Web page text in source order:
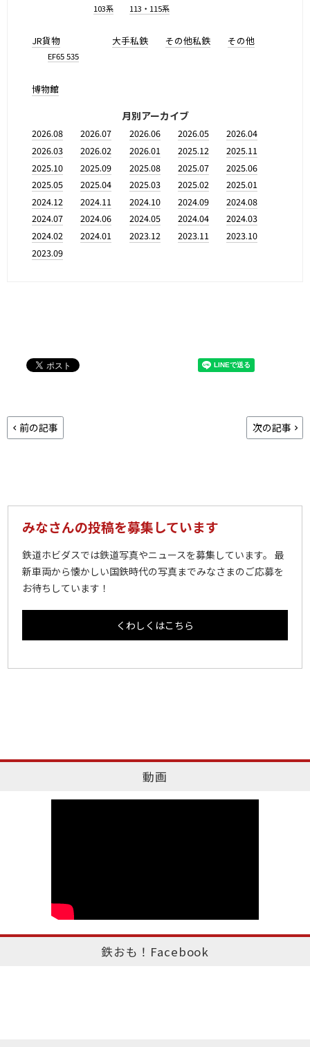
103系 113・115系
JR貨物
EF65 535
大手私鉄 その他私鉄 その他
博物館
月別アーカイブ
2026.08 2026.07 2026.06 2026.05
2026.04
2026.03
2026.02 2026.01 2025.12
2025.11
2025.10
2025.09 2025.08 2025.07
2025.06
2025.05
2025.04 2025.03 2025.02
2025.01
2024.12
2024.11 2024.10 2024.09
2024.08
2024.07
2024.06 2024.05 2024.04
2024.03
2024.02
2024.01 2023.12 2023.11
2023.10
2023.09
前の記事 次の記事
みなさんの投稿を募集しています
鉄道ホビダスでは鉄道写真やニュースを募集しています。 最
新車両から懐かしい国鉄時代の写真までみなさまのご応募を
お待ちしています！
くわしくはこちら
動画
鉄おも！Facebook